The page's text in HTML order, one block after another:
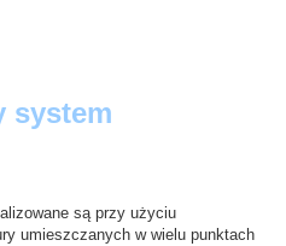
system
są przy użyciu
umieszczanych w wielu punktach